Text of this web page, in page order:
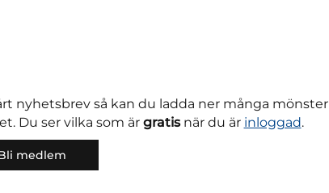
nyhetsbrev så kan du ladda ner många mönster
Du ser vilka som är gratisnär du är inloggad.
medlem